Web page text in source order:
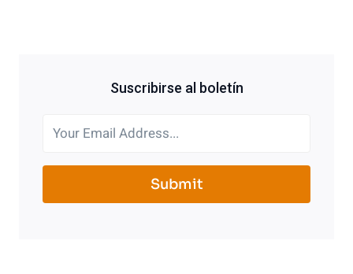
Suscribirse al boletín
Submit